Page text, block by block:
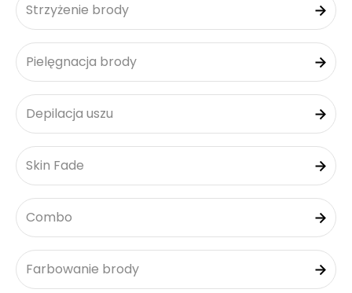
Strzyżenie brody
Pielęgnacja brody
Depilacja uszu
Skin Fade
Combo
Farbowanie brody